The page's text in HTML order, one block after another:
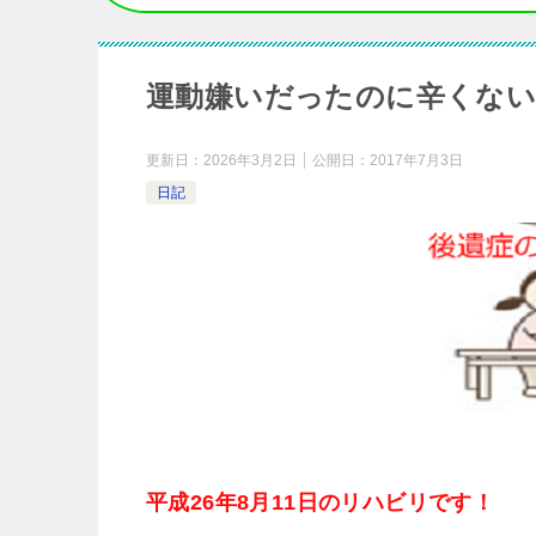
運動嫌いだったのに辛くな
更新日： 2026年3月2日 公開日： 2017年7月3日
日記
平成26年8月11日のリハビリです！